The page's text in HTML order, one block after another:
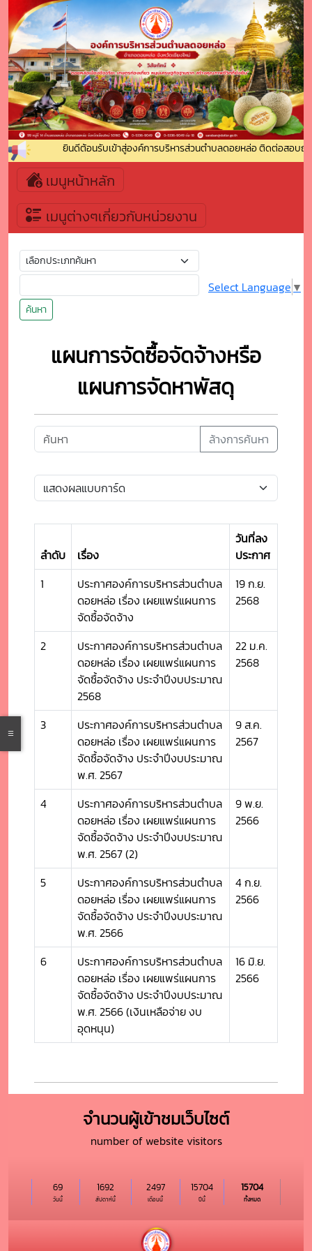
ยินดีต้อนรับเข้าสู่องค์การบริหารส่วนตำบลดอยหล่อ ติดต่อสอบถา
เมนูหน้าหลัก
เมนูต่างๆเกี่ยวกับหน่วยงาน
ค้นหา
Select Language ▼
แผนการจัดซื้อจัดจ้างหรือ
แผนการจัดหาพัสดุ
ล้างการค้นหา
ลำดับ เรื่อง
วันที่ลง
ประกาศ
1
ประกาศองค์การบริหารส่วนตำบล
ดอยหล่อ เรื่อง เผยแพร่แผนการ
จัดซื้อจัดจ้าง
19 ก.ย.
2568
2
ประกาศองค์การบริหารส่วนตำบล
ดอยหล่อ เรื่อง เผยแพร่แผนการ
จัดซื้อจัดจ้าง ประจำปีงบประมาณ
2568
22 ม.ค.
2568
3
ประกาศองค์การบริหารส่วนตำบล
ดอยหล่อ เรื่อง เผยแพร่แผนการ
จัดซื้อจัดจ้าง ประจำปีงบประมาณ
พ.ศ. 2567
9 ส.ค.
2567
4
ประกาศองค์การบริหารส่วนตำบล
ดอยหล่อ เรื่อง เผยแพร่แผนการ
จัดซื้อจัดจ้าง ประจำปีงบประมาณ
พ.ศ. 2567 (2)
9 พ.ย.
2566
5
ประกาศองค์การบริหารส่วนตำบล
ดอยหล่อ เรื่อง เผยแพร่แผนการ
จัดซื้อจัดจ้าง ประจำปีงบประมาณ
พ.ศ. 2566
4 ก.ย.
2566
6
ประกาศองค์การบริหารส่วนตำบล
ดอยหล่อ เรื่อง เผยแพร่แผนการ
จัดซื้อจัดจ้าง ประจำปีงบประมาณ
พ.ศ. 2566 (เงินเหลือจ่าย งบ
อุดหนุน)
16 มิ.ย.
2566
จำนวนผู้เข้าชมเว็บไซต์
number of website visitors
วันนี้
69
สัปดาห์นี้
1692
เดือนนี้
2497
ปีนี้
15704
ทั้งหมด
15704